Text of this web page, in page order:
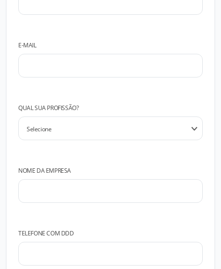
E-MAIL
QUAL SUA PROFISSÃO?
NOME DA EMPRESA
TELEFONE COM DDD